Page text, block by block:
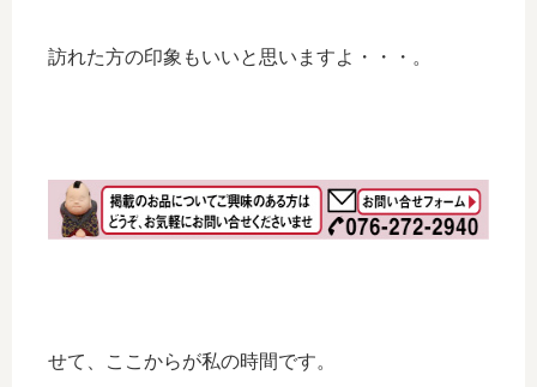
訪れた方の印象もいいと思いますよ・・・。
せて、ここからが私の時間です。